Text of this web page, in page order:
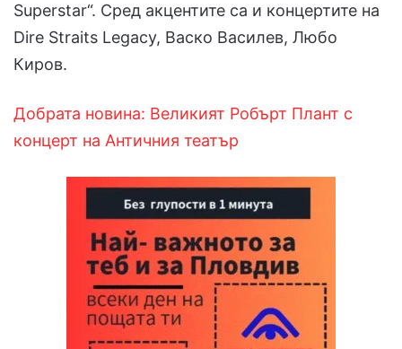
Superstar“. Сред акцентите са и концертите на
Dire Straits Legacy, Васко Василев, Любо
Киров.
Добрата новина: Великият Робърт Плант с
концерт на Античния театър